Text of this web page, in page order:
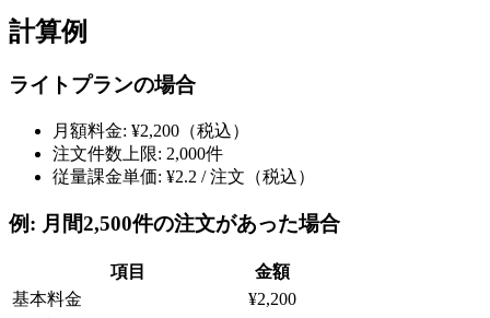
計算例
ライトプランの場合
月額料金: ¥2,200（税込）
注文件数上限: 2,000件
従量課金単価: ¥2.2 / 注文（税込）
例: 月間2,500件の注文があった場合
項目
金額
基本料金
¥2,200